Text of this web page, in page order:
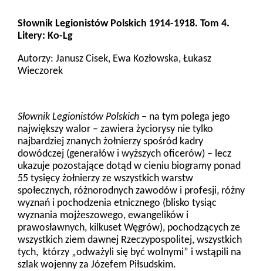
Słownik Legionistów Polskich 1914-1918. Tom 4.
Litery: Ko-Lg
Autorzy: Janusz Cisek, Ewa Kozłowska, Łukasz
Wieczorek
Słownik Legionistów Polskich – na tym polega jego
największy walor – zawiera życiorysy nie tylko
najbardziej znanych żołnierzy spośród kadry
dowódczej (generałów i wyższych oficerów) – lecz
ukazuje pozostające dotąd w cieniu biogramy ponad
55 tysięcy żołnierzy ze wszystkich warstw
społecznych, różnorodnych zawodów i profesji, różny
wyznań i pochodzenia etnicznego (blisko tysiąc
wyznania mojżeszowego, ewangelików i
prawosławnych, kilkuset Węgrów), pochodzących ze
wszystkich ziem dawnej Rzeczypospolitej, wszystkich
tych, którzy „odważyli się być wolnymi” i wstąpili na
szlak wojenny za Józefem Piłsudskim.